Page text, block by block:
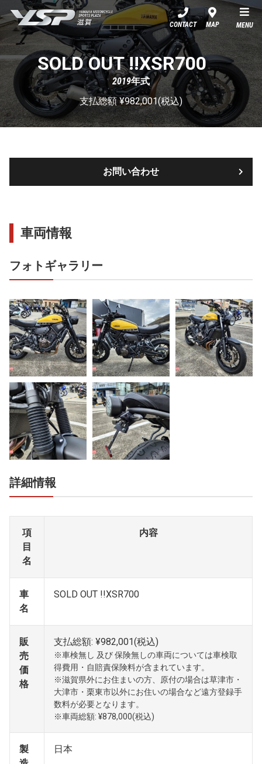
YSP滋賀
CONTACT MAP MENU
SOLD OUT !!XSR700
2019年式
支払総額 ¥982,001(税込)
お問い合わせ
車両情報
フォトギャラリー
詳細情報
項
目
名
内容
車
名
SOLD OUT !!XSR700
販
売
価
格
支払総額: ¥982,001(税込)
※車検無し 及び 保険無しの車両については車検取
得費用・自賠責保険料が含まれています。
※滋賀県外にお住まいの方、原付の場合は草津市・
大津市・栗東市以外にお住いの場合など遠方登録手
数料が必要となります。
※車両総額: ¥878,000(税込)
製
日本